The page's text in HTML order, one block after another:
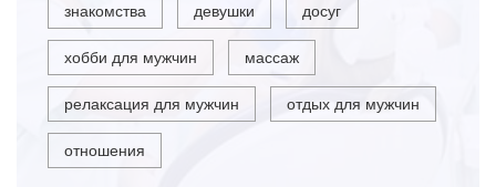
знакомства девушки досуг
хобби для мужчин массаж
релаксация для мужчин отдых для мужчин
отношения